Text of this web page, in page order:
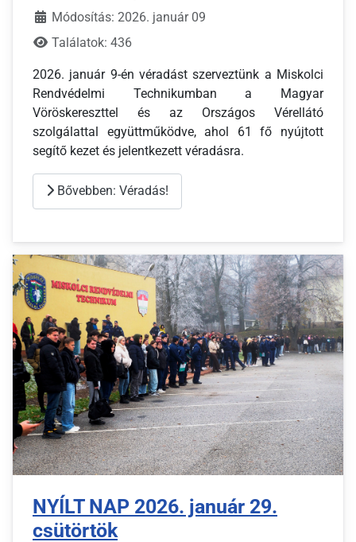
Módosítás: 2026. január 09
Találatok: 436
2026. január 9-én véradást szerveztünk a Miskolci
Rendvédelmi Technikumban a Magyar
Vöröskereszttel és az Országos Vérellátó
szolgálattal együttműködve, ahol 61 fő nyújtott
segítő kezet és jelentkezett véradásra.
Bővebben: Véradás!
NYÍLT NAP 2026. január 29.
csütörtök